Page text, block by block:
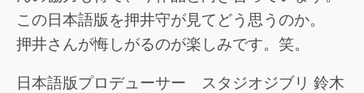
この日本語版を押井守が見てどう思うのか。
押井さんが悔しがるのが楽しみです。笑。
日本語版プロデューサー スタジオジブリ 鈴木